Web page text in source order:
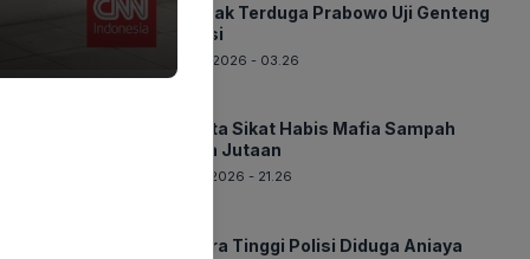
Aksi Tak Terduga Prabowo Uji Genteng
Inovasi
08-08-2026 - 03.26
Jakarta Sikat Habis Mafia Sampah
Denda Jutaan
07-08-2026 - 21.26
Perwira Tinggi Polisi Diduga Aniaya